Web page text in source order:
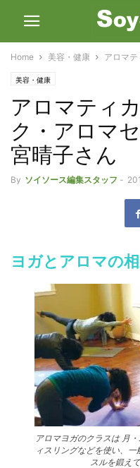
Home 美容・健康 アロマ
美容・健康
アロマティ
ク・アロマ
宮晴子さん
By ソイソース編集スタッフ -
ヨガとアロマの
アロマヨガのクラスは 月
ィスリングなどを使い、
スルを鍛え